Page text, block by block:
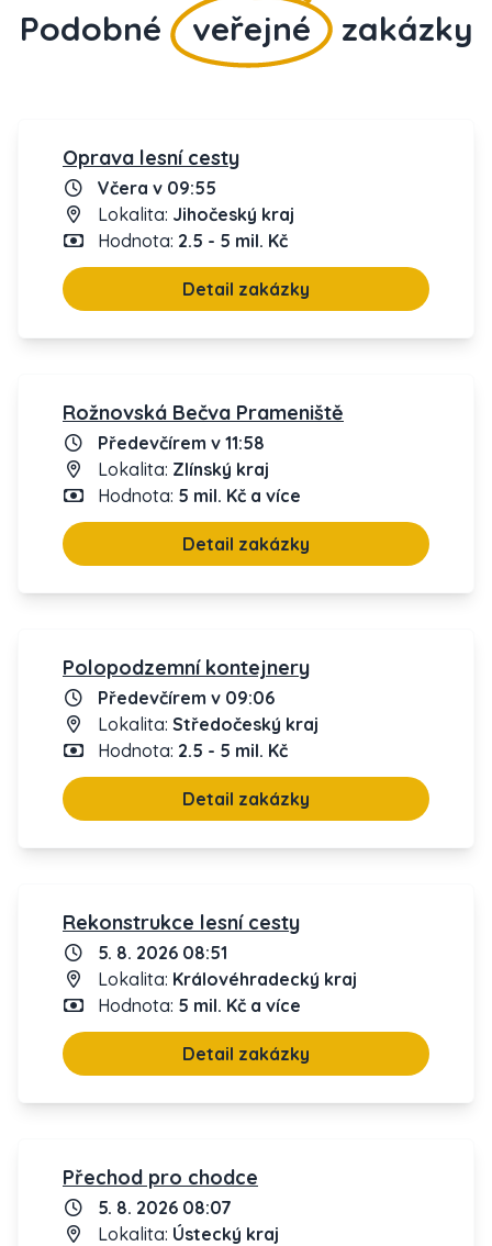
Podobné veřejné zakázky
Oprava lesní cesty
Včera v 09:55
Lokalita: Jihočeský kraj
Hodnota: 2.5 - 5 mil. Kč
Detail zakázky
Rožnovská Bečva Prameniště
Předevčírem v 11:58
Lokalita: Zlínský kraj
Hodnota: 5 mil. Kč a více
Detail zakázky
Polopodzemní kontejnery
Předevčírem v 09:06
Lokalita: Středočeský kraj
Hodnota: 2.5 - 5 mil. Kč
Detail zakázky
Rekonstrukce lesní cesty
5. 8. 2026 08:51
Lokalita: Královéhradecký kraj
Hodnota: 5 mil. Kč a více
Detail zakázky
Přechod pro chodce
5. 8. 2026 08:07
Lokalita: Ústecký kraj